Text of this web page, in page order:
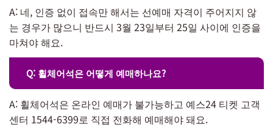
A: 네, 인증 없이 접속만 해서는 선예매 자격이 주어지지 않
는 경우가 많으니 반드시 3월 23일부터 25일 사이에 인증을
마쳐야 해요.
Q: 휠체어석은 어떻게 예매하나요?
A: 휠체어석은 온라인 예매가 불가능하고 예스24 티켓 고객
센터 1544-6399로 직접 전화해 예매해야 돼요.